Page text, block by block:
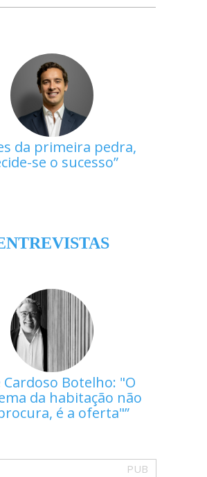
da primeira pedra,
se o sucesso
Cardoso Botelho: "O
da habitação não
é a oferta"
PUB